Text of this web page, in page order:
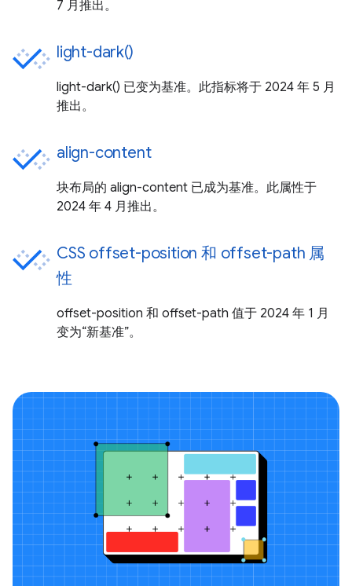
7 月推出。
light-dark()
light-dark() 已变为基准。此指标将于 2024 年 5 月
推出。
align-content
块布局的 align-content 已成为基准。此属性于
2024 年 4 月推出。
CSS offset-position 和 offset-path 属
性
offset-position 和 offset-path 值于 2024 年 1 月
变为“新基准”。